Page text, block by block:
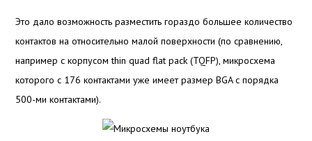
Это дало возможность разместить гораздо большее количество
контактов на относительно малой поверхности (по сравнению,
например с корпусом thin quad flat pack (TQFP), микросхема
которого с 176 контактами уже имеет размер BGA с порядка
500-ми контактами).